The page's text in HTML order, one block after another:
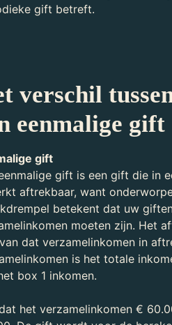
gift betreft.
verschil
eenmalige gift
gift
gift is een gift die in
aftrekbaar, want
betekent dat uw
moeten zijn. Het
dat verzamelinkomen in
is het totale
box 1 inkomen.
het verzamelinkomen €